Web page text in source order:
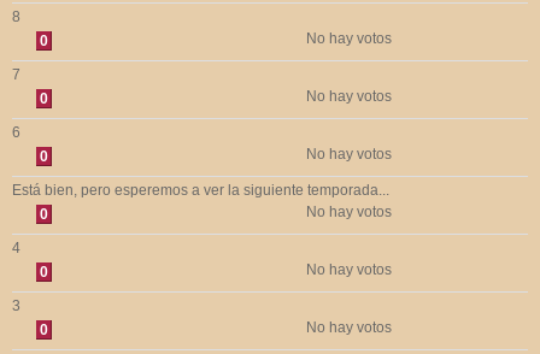
8
0
No hay votos
7
0
No hay votos
6
0
No hay votos
Está bien, pero esperemos a ver la siguiente temporada...
0
No hay votos
4
0
No hay votos
3
0
No hay votos